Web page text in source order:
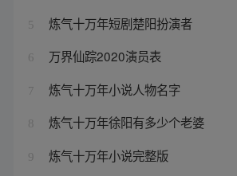
5 炼气十万年短剧楚阳扮演者
6 万界仙踪2020演员表
7 炼气十万年小说人物名字
8 炼气十万年徐阳有多少个老婆
9 炼气十万年小说完整版